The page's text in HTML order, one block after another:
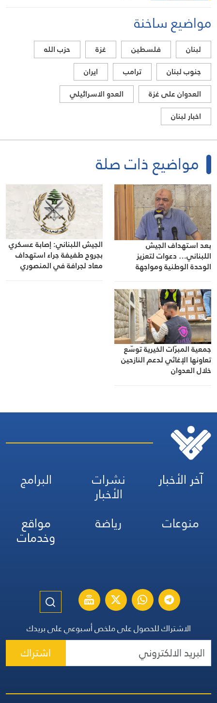
مواضيع ساخنة
لبنان فلسطين غزة
حزب الله
جنوب لبنان
ترامب
ايران
العدوان على غزة
العدو الاسرائيلي
اخبار لبنان
مواضيع ذات صلة
بعد استهداف الجيش
اللبناني… دعوات لتعزيز
الوحدة الوطنية ومواجهة
الجيش اللبناني: إصابة عسكري
بجروح طفيفة جراء استهداف
معاد لجرافة في المنصوري
جمعية المبرّات الخيرية توسّع
تعاونها الإغاثي لدعم النازحين
خلال العدوان
آخر الأخبار نشرات
الأخبار
البرامج
منوعات
رياضة مواقع
وخدمات
الاشتراك للحصول على ملخص أسبوعي على بريدك
اشتراك